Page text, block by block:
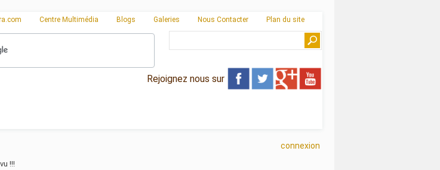
Centre Multimédia Blogs Galeries Nous Contacter Plan du site
Rejoignez nous sur
connexion
!!!